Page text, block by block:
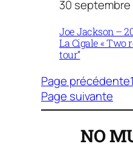
30 septembre
Joe Jackson –
La Cigale « Two
tour”
Page précédente1
Page suivante
NO